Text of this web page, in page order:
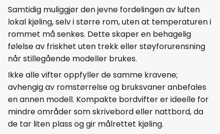
Samtidig muliggjør den jevne fordelingen av luften
lokal kjøling, selv i større rom, uten at temperaturen i
rommet må senkes. Dette skaper en behagelig
følelse av friskhet uten trekk eller støyforurensning
når stillegående modeller brukes.
Ikke alle vifter oppfyller de samme kravene;
avhengig av romstørrelse og bruksvaner anbefales
en annen modell. Kompakte bordvifter er ideelle for
mindre områder som skrivebord eller nattbord, da
de tar liten plass og gir målrettet kjøling.